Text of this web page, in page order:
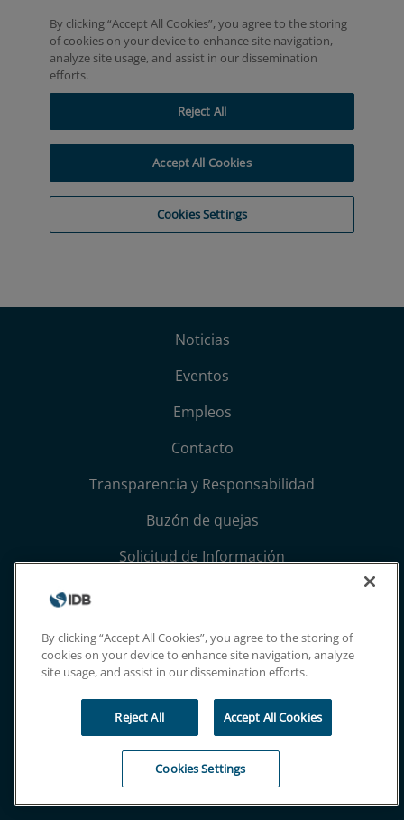
Noticias
Eventos
Empleos
Contacto
Transparencia y Responsabilidad
Buzón de quejas
Solicitud de Información
Términos, condiciones y aviso de privacidad
Extranet
By clicking “Accept All Cookies”, you agree to the storing of
cookies on your device to enhance site navigation, analyze
site usage, and assist in our dissemination efforts.
Reject All Accept All Cookies
Cookies Settings